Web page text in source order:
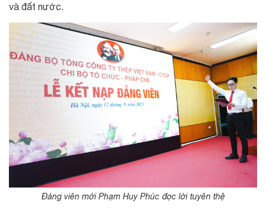
và đất nước.
Đảng viên mới Phạm Huy Phúc đọc lời tuyên thệ